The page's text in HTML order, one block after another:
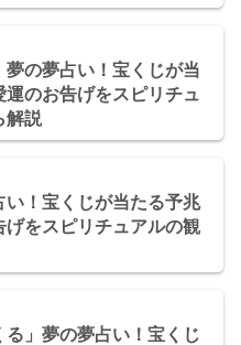
夢の夢占い！宝くじが当
運のお告げをスピリチュ
解説
い！宝くじが当たる予兆
げをスピリチュアルの観
る」夢の夢占い！宝くじ